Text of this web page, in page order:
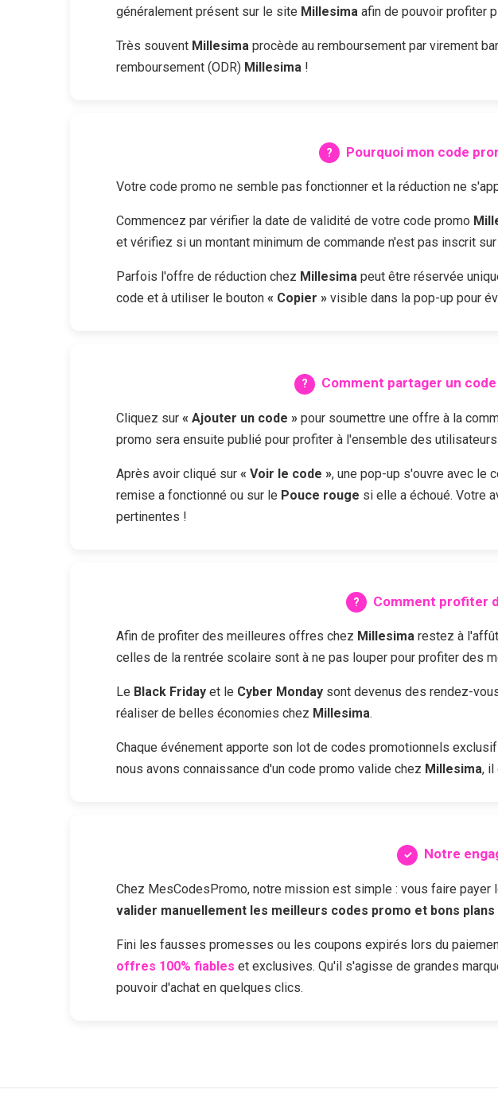
généralement présent sur le site Millesima afin de pouvoir profiter
Très souvent Millesima procède au remboursement par virement
remboursement (ODR) Millesima !
Pourquoi mon code
Votre code promo ne semble pas fonctionner et la réduction ne
Commencez par vérifier la date de validité de votre code promo
et vérifiez si un montant minimum de commande n'est pas inscrit
Parfois l'offre de réduction chez Millesima peut être réservée
code et à utiliser le bouton « Copier » visible dans la pop-up pour
Comment partager un
Cliquez sur « Ajouter un code » pour soumettre une offre à la
promo sera ensuite publié pour profiter à l'ensemble des utilisateurs.
Après avoir cliqué sur « Voir le code », une pop-up s'ouvre avec le
remise a fonctionné ou sur le Pouce rouge si elle a échoué. Votre
pertinentes !
Comment profiter
Afin de profiter des meilleures offres chez Millesima restez à
celles de la rentrée scolaire sont à ne pas louper pour profiter des
Le Black Friday et le Cyber Monday sont devenus des rendez-
réaliser de belles économies chez Millesima.
Chaque événement apporte son lot de codes promotionnels
nous avons connaissance d'un code promo valide chez Millesima, il
Notre
Chez MesCodesPromo, notre mission est simple : vous faire payer
valider manuellement les meilleurs codes promo et bons plans
Fini les fausses promesses ou les coupons expirés lors du
offres 100% fiables et exclusives. Qu'il s'agisse de grandes
pouvoir d'achat en quelques clics.